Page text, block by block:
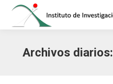
Archivos diarios: